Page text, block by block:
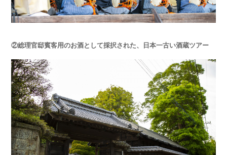
②総理官邸賓客用のお酒として採択された、日本一古い酒蔵ツアー